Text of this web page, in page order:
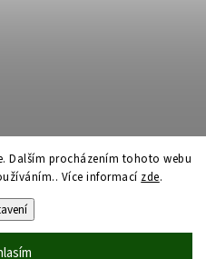
Dalším procházením tohoto webu
Více informací zde.
. Všechna práva vyhrazena.